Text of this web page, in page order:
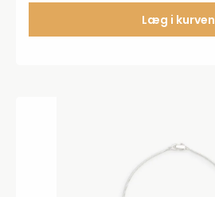
Læg i kurven